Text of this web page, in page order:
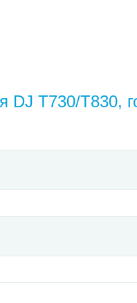
DJ Т730/Т830,